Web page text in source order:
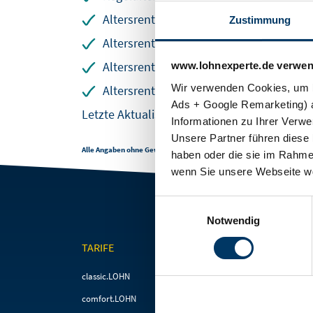
Zustimmung
www.lohnexperte.de
Wir verwenden Cookies,
Ads + Google Remarketing)
Informationen zu Ihrer
Unsere Partner führen
haben oder die sie im
wenn Sie unsere Webseite
Notwendig
Altersrente für langjährig Versicherte
Altersrente für besonders langjährig
Altersrente für Schwerbehinderte
Altersrente für langjährig unter Tage
Letzte Aktualisierung:
11.06.2019. 16:02
Alle Angaben ohne Gewähr.
TARIFE
Navigation
classic.LOHN
comfort.LOHN
FÜR STEUERBERATER
Steuerberater & Kanzleien